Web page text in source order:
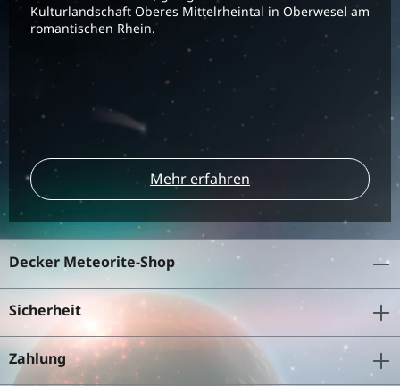
Kulturlandschaft Oberes Mittelrheintal in Oberwesel am
romantischen Rhein.
Mehr erfahren
Decker Meteorite-Shop
Sicherheit
Zahlung